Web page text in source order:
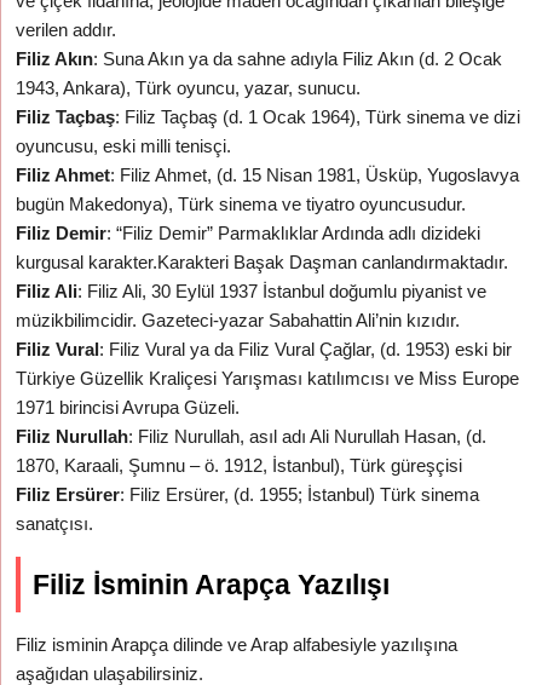
verilen addır.
Filiz Akın: Suna Akın ya da sahne adıyla Filiz Akın (d. 2 Ocak
1943, Ankara), Türk oyuncu, yazar, sunucu.
Filiz Taçbaş: Filiz Taçbaş (d. 1 Ocak 1964), Türk sinema ve dizi
oyuncusu, eski milli tenisçi.
Filiz Ahmet: Filiz Ahmet, (d. 15 Nisan 1981, Üsküp, Yugoslavya
bugün Makedonya), Türk sinema ve tiyatro oyuncusudur.
Filiz Demir: “Filiz Demir” Parmaklıklar Ardında adlı dizideki
kurgusal karakter.Karakteri Başak Daşman canlandırmaktadır.
Filiz Ali: Filiz Ali, 30 Eylül 1937 İstanbul doğumlu piyanist ve
müzikbilimcidir. Gazeteci-yazar Sabahattin Ali’nin kızıdır.
Filiz Vural: Filiz Vural ya da Filiz Vural Çağlar, (d. 1953) eski bir
Türkiye Güzellik Kraliçesi Yarışması katılımcısı ve Miss Europe
1971 birincisi Avrupa Güzeli.
Filiz Nurullah: Filiz Nurullah, asıl adı Ali Nurullah Hasan, (d.
1870, Karaali, Şumnu – ö. 1912, İstanbul), Türk güreşçisi
Filiz Ersürer: Filiz Ersürer, (d. 1955; İstanbul) Türk sinema
sanatçısı.
Filiz İsminin Arapça Yazılışı
Filiz isminin Arapça dilinde ve Arap alfabesiyle yazılışına
aşağıdan ulaşabilirsiniz.